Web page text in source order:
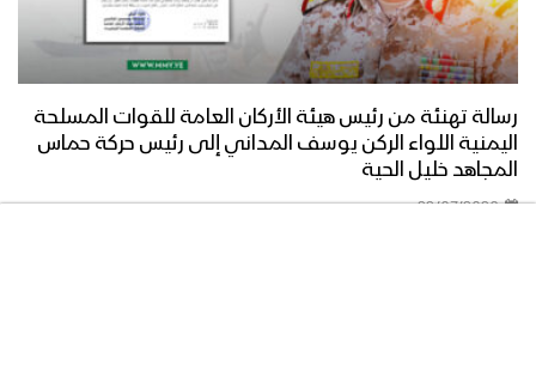
رسالة تهنئة من رئيس هيئة الأركان العامة للقوات المسلحة
اليمنية اللواء الركن يوسف المداني إلى رئيس حركة حماس
المجاهد خليل الحية
22/07/2026